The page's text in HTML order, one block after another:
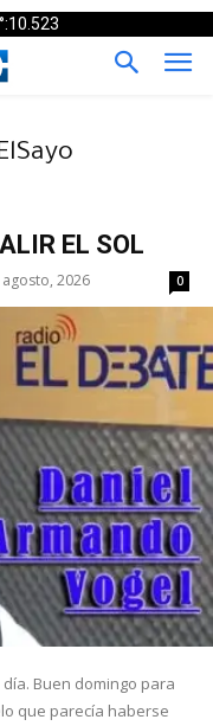
EL SOL
agosto, 2026 0
Buen domingo para
que parecía haberse